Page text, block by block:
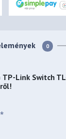
0
TP-Link Switch